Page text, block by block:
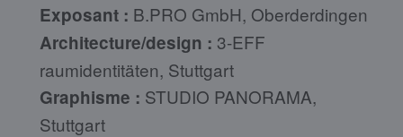
Exposant : B.PRO GmbH, Oberderdingen
Architecture/design : 3-EFF
raumidentitäten, Stuttgart
Graphisme : STUDIO PANORAMA,
Stuttgart